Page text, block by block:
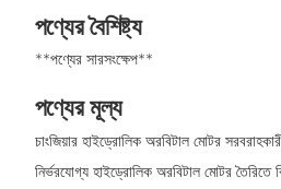
পণ্যের বৈশিষ্ট্য
**পণ্যের সারসংক্ষেপ**
পণ্যের মূল্য
চাংজিয়ার হাইড্রোলিক অরবিটাল মোটর
নির্ভরযোগ্য হাইড্রোলিক অরবিটাল মোটর তৈরিতে